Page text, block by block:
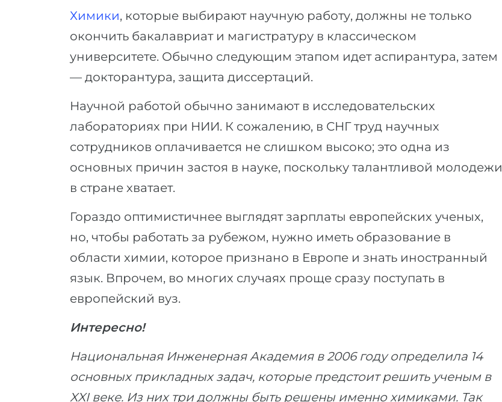
Химики, которые выбирают научную работу, должны не только
окончить бакалавриат и магистратуру в классическом
университете. Обычно следующим этапом идет аспирантура, затем
— докторантура, защита диссертаций.
Научной работой обычно занимают в исследовательских
лабораториях при НИИ. К сожалению, в СНГ труд научных
сотрудников оплачивается не слишком высоко; это одна из
основных причин застоя в науке, поскольку талантливой молодежи
в стране хватает.
Гораздо оптимистичнее выглядят зарплаты европейских ученых,
но, чтобы работать за рубежом, нужно иметь образование в
области химии, которое признано в Европе и знать иностранный
язык. Впрочем, во многих случаях проще сразу поступать в
европейский вуз.
Интересно!
Национальная Инженерная Академия в 2006 году определила 14
основных прикладных задач, которые предстоит решить ученым в
XXI веке. Из них три должны быть решены именно химиками. Так